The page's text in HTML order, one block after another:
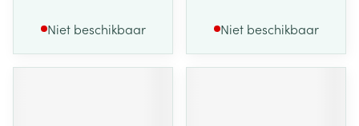
Niet beschikbaar Niet beschikbaar